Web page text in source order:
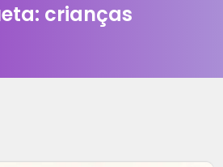
crianças